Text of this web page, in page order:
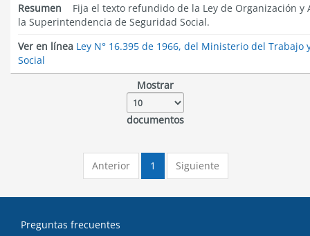
Resumen
Fija el texto refundido de la Ley de Organización y
la Superintendencia de Seguridad Social.
Ver en línea Ley N° 16.395 de 1966, del Ministerio del Trabajo
Social
Mostrar
documentos
Anterior 1 Siguiente
Preguntas frecuentes